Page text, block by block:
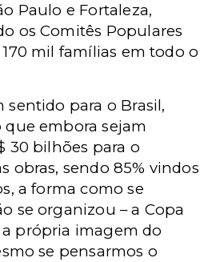
Paulo e Fortaleza,
os Comitês Populares
mil famílias em todo o
sentido para o Brasil,
embora sejam
30 bilhões para o
obras, sendo 85% vindos
a forma como se
se organizou – a Copa
própria imagem do
se pensarmos o